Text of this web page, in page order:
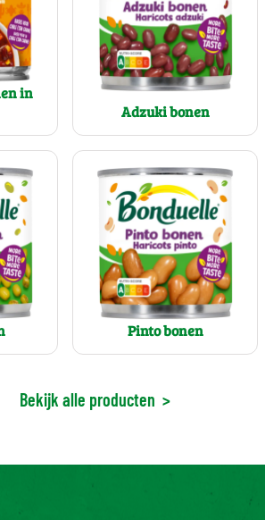
in
Adzuki bonen
Pinto bonen
Bekijk alle producten >